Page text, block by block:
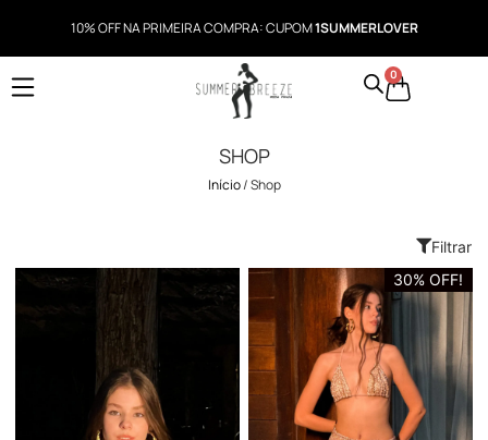
10% OFF NA PRIMEIRA COMPRA: CUPOM1SUMMERLOVER
0
SHOP
Início/ Shop
Filtrar
30% OFF!